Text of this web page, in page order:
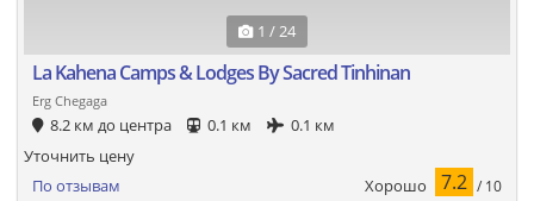
1 / 24
La Kahena Camps & Lodges By Sacred Tinhinan
Erg Chegaga
8.2 км до центра 0.1 км 0.1 км
По отзывам Хорошо 7.2 / 10
Уточнить цену